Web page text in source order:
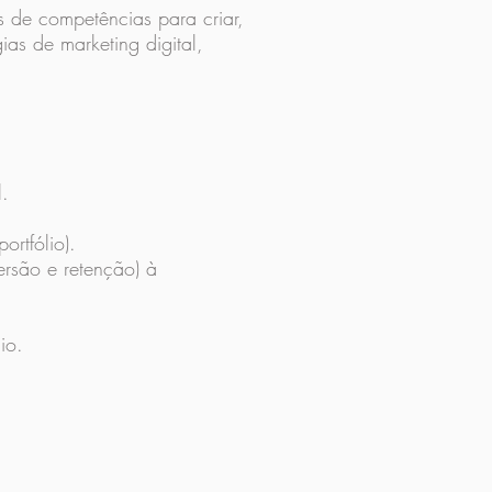
competências para criar,
de marketing digital,
e retenção) à